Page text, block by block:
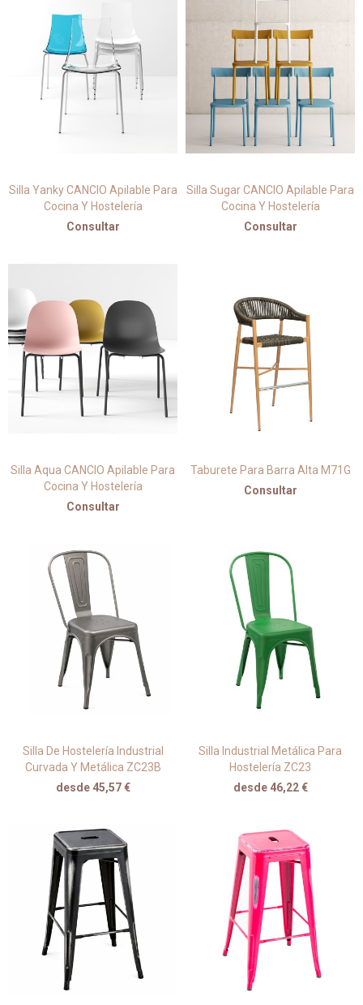
Silla Yanky CANCIO Apilable Para
Cocina Y Hostelería
Consultar
Silla Sugar CANCIO Apilable Para
Cocina Y Hostelería
Consultar
Silla Aqua CANCIO Apilable Para
Cocina Y Hostelería
Consultar
Taburete Para Barra Alta M71G
Consultar
Silla De Hostelería Industrial
Curvada Y Metálica ZC23B
desde 45,57 €
Silla Industrial Metálica Para
Hostelería ZC23
desde 46,22 €